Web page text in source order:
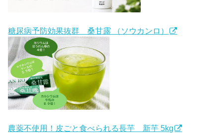
糖尿病予防効果抜群 桑甘露 （ソウカンロ）
農薬不使用！皮ごと食べられる長芋 新芋 5kg